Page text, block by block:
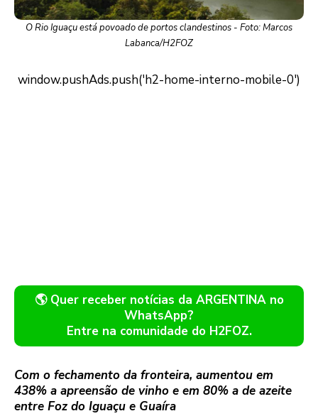
O Rio Iguaçu está povoado de portos clandestinos - Foto: Marcos
Labanca/H2FOZ
🌎 Quer receber notícias da ARGENTINA no
WhatsApp?
Entre na comunidade do H2FOZ.
Com o fechamento da fronteira, aumentou em
438% a apreensão de vinho e em 80% a de azeite
entre Foz do Iguaçu e Guaíra